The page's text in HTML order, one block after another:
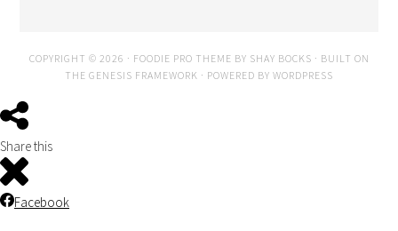
COPYRIGHT © 2026 · FOODIE PRO THEME BY SHAY BOCKS · BUILT ON
THE GENESIS FRAMEWORK · POWERED BY WORDPRESS
Share this
Facebook